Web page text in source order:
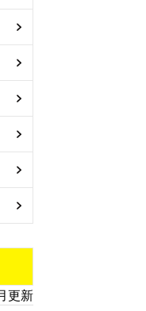
更新